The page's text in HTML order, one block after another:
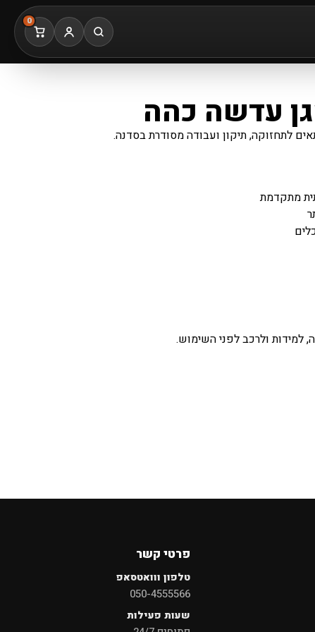
0
לתחזוקה, תיקון ועבודה מסודרת בסדנה.
מתקדמת
למידות ולרכב לפני השימוש.
פרטי קשר
טלפון ווואטסאפ
050-4555566
שעות פעילות